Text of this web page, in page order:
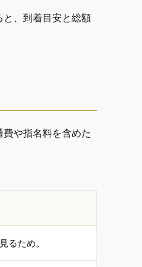
、到着目安と総額
や指名料を含めた
るため。